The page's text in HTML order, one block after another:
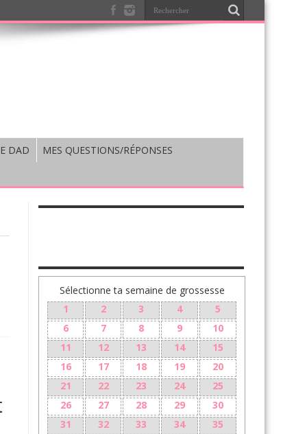
DAD MES QUESTIONS/RÉPONSES
Sélectionne ta semaine de grossesse
1
2 3 4
5
6
7 8 9
10
11
12 13 14
15
16
17 18 19
20
21
22 23 24
25
26
27 28 29
30
31
32 33 34
35